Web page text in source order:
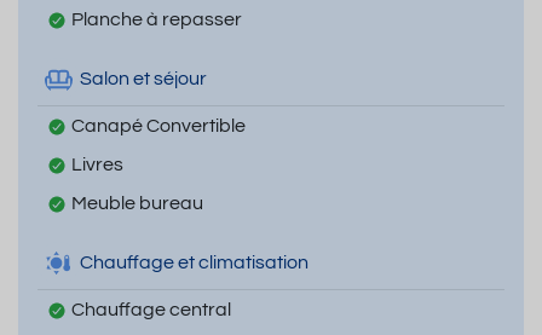
Planche à repasser
Salon et séjour
Canapé Convertible
Livres
Meuble bureau
Chauffage et climatisation
Chauffage central